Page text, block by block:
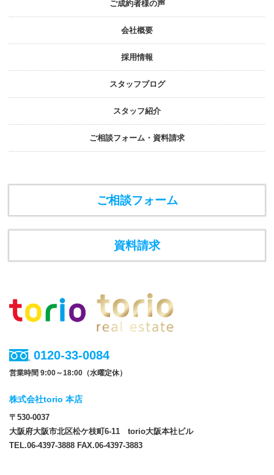
ご成約者様の声
会社概要
採⽤情報
スタッフブログ
スタッフ紹介
ご相談フォーム・資料請求
ご相談フォーム
資料請求
0120-33-0084
営業時間 9:00～18:00（水曜定休）
株式会社torio 本店
〒530-0037
大阪府大阪市北区松ケ枝町6-11 torio大阪本社ビル
TEL.06-4397-3888 FAX.06-4397-3883